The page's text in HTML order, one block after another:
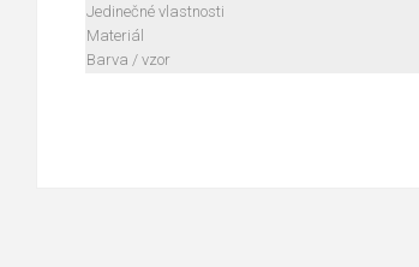
Jedinečné vlastnosti
Materiál
Barva / vzor